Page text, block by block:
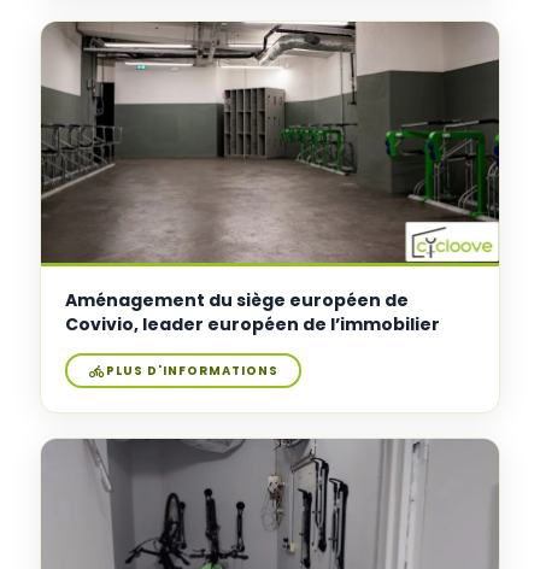
Aménagement du siège européen de
Covivio, leader européen de l’immobilier
PLUS D'INFORMATIONS